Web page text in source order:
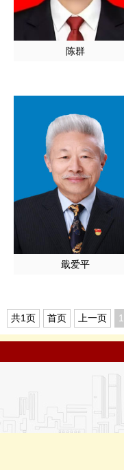
陈群
戢爱平
共1页 首页 上一页 1